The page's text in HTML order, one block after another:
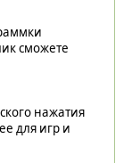
сможете
нажатия
для игр и